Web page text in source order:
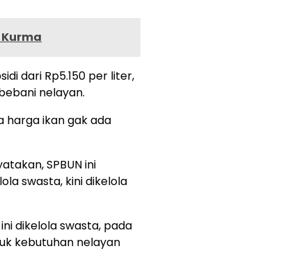
dari Rp5.150 per liter,
nelayan.
harga ikan gak ada
SPBUN ini
swasta, kini dikelola
dikelola swasta, pada
kebutuhan nelayan